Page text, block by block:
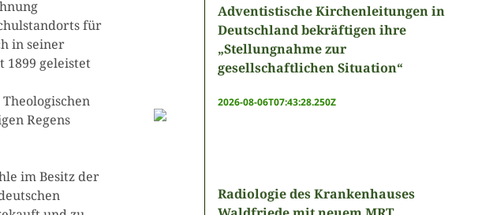
für
in seiner
1899 geleistet
Regens
im Besitz der
Adventistische Kirchenleitungen in
Deutschland bekräftigen ihre
„Stellungnahme zur
gesellschaftlichen Situation“
2026-08-06T07:43:28.250Z
Radiologie des Krankenhauses